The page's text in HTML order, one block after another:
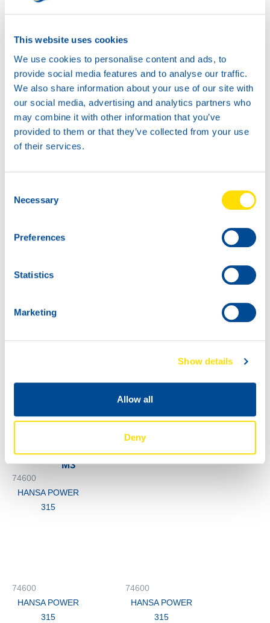
This website uses cookies
We use cookies to personalise content and ads, to
provide social media features and to analyse our traffic.
We also share information about your use of our site with
our social media, advertising and analytics partners who
may combine it with other information that you’ve
provided to them or that they’ve collected from your use
of their services.
Selection
Necessary
Preferences
Statistics
Marketing
Show details
Allow all
Deny
Available in:
20L
74600
HANSA POWER
315
200L
M3
74600
HANSA POWER
315
HANSA POWER
74600
HANSA POWER
315
74600
HANSA POWER
315